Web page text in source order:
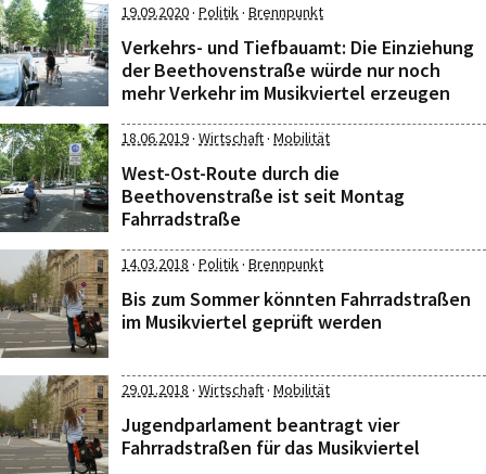
19.09.2020· Politik· Brennpunkt
Verkehrs- und Tiefbauamt: Die Einziehung
der Beethovenstraße würde nur noch
mehr Verkehr im Musikviertel erzeugen
18.06.2019· Wirtschaft· Mobilität
West-Ost-Route durch die
Beethovenstraße ist seit Montag
Fahrradstraße
14.03.2018 · Politik· Brennpunkt
Bis zum Sommer könnten Fahrradstraßen
im Musikviertel geprüft werden
29.01.2018 · Wirtschaft· Mobilität
Jugendparlament beantragt vier
Fahrradstraßen für das Musikviertel